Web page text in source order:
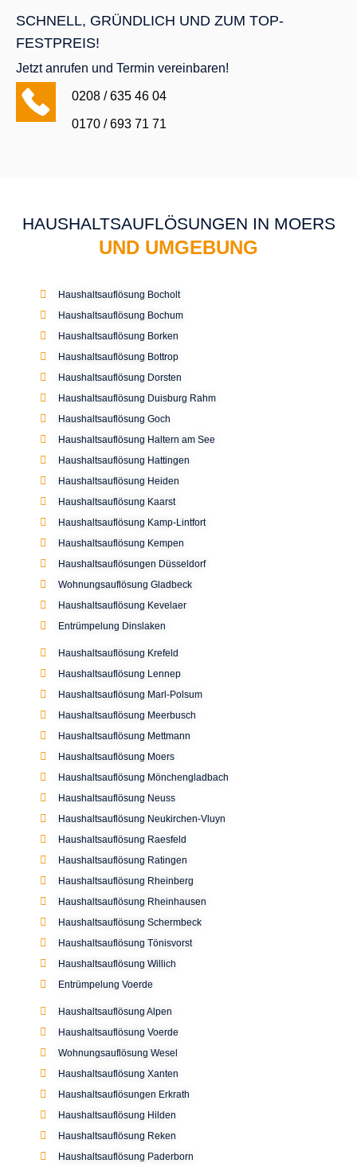
Haushaltsauflösung Bocholt
Haushaltsauflösung Bochum
Haushaltsauflösung Borken
Haushaltsauflösung Duisburg Rahm
Haushaltsauflösung Kaarst
Haushaltsauflösung Kamp-Lintfort
Haushaltsauflösungen Düsseldorf
Wohnungsauflösung Gladbeck
Haushaltsauflösung Kevelaer
Entrümpelung Dinslaken
Haushaltsauflösung Krefeld
Haushaltsauflösung Lennep
Haushaltsauflösung Marl-Polsum
Haushaltsauflösung Meerbusch
Haushaltsauflösung Mettmann
Haushaltsauflösung Moers
Haushaltsauflösung Mönchengladbach
Haushaltsauflösung Neuss
Haushaltsauflösung Neukirchen-Vluyn
Haushaltsauflösung Raesfeld
Haushaltsauflösung Ratingen
Haushaltsauflösung Rheinberg
Haushaltsauflösung Rheinhausen
Haushaltsauflösung Schermbeck
Haushaltsauflösung Tönisvorst
Haushaltsauflösung Willich
Entrümpelung Voerde
Haushaltsauflösung Alpen
Haushaltsauflösung Voerde
Wohnungsauflösung Wesel
Haushaltsauflösung Xanten
Haushaltsauflösungen Erkrath
Haushaltsauflösung Hilden
Haushaltsauflösung Reken
Haushaltsauflösung Paderborn
Haushaltsauflösung Düsseldorf-Pempelfort
Haushaltsauflösung in Essen
Haushaltsauflösung Dinslaken
Wohnungsauflösung Essen
Haushaltsauflösung in Mülheim
Wohnungsauflösung in Mülheim
Wohnungsauflösung und Haushaltsauflösung in